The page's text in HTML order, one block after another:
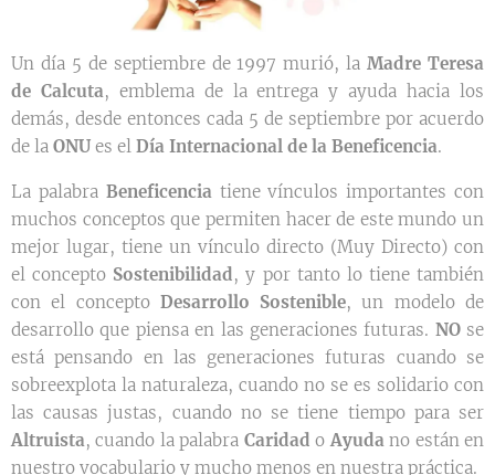
Un día 5 de septiembre de 1997 murió, laMadre Teresa
de Calcuta, emblema de la entrega y ayuda hacia los
demás, desde entonces cada 5 de septiembre por acuerdo
de la ONU es el Día Internacional de la Beneficencia.
La palabra Beneficenciatiene vínculos importantes con
muchos conceptos que permiten hacer de este mundo un
mejor lugar, tiene un vínculo directo (Muy Directo) con
el concepto Sostenibilidad, y por tanto lo tiene también
con el concepto Desarrollo Sostenible, un modelo de
desarrollo que piensa en las generaciones futuras. NOse
está pensando en las generaciones futuras cuando se
sobreexplota la naturaleza, cuando no se es solidario con
las causas justas, cuando no se tiene tiempo para ser
Altruista, cuando la palabra CaridadoAyudano están en
nuestro vocabulario y mucho menos en nuestra práctica.